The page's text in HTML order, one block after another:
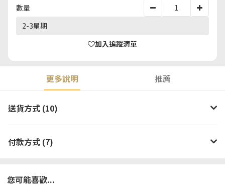
數量
2-3星期
加入追蹤清單
更多說明 推薦
送貨方式 (10)
付款方式 (7)
您可能喜歡...